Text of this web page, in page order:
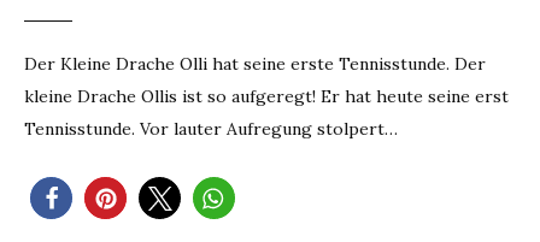
Der Kleine Drache Olli hat seine erste Tennisstunde. Der
kleine Drache Ollis ist so aufgeregt! Er hat heute seine erst
Tennisstunde. Vor lauter Aufregung stolpert…